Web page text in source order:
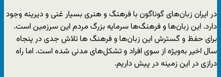
در ایران زبان‌های گوناگون با فرهنگ و هنری بسیار غنی و دیرینه وجود
دارد. این زبان‌ها و فرهنگ‌ها سرمایه بزرگ مردم این سرزمین است.
برای حفظ و گسترش این زبان‌ها و فرهنگ ها تلاش جدی در پنجاه
سال اخیر به‌ویژه از سوی افراد و تشکل‌های مدنی شده است. اما راه
درازی در این زمینه در پیش داریم.